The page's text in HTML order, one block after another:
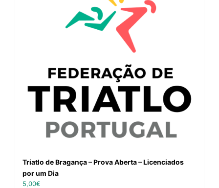
Triatlo de Bragança – Prova Aberta – Licenciados
por um Dia
5,00€